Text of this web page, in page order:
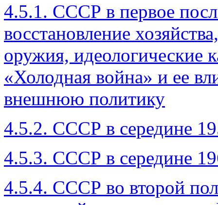
4.5.1. СССР в первое
восстановление
оружия, идеологические
«Холодная война» и ее
внешнюю политику
4.5.2. СССР в середине
4.5.3. СССР в середине
4.5.4. СССР во второй